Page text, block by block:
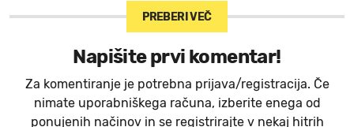
PREBERI VEČ
Napišite prvi komentar!
Za komentiranje je potrebna prijava/registracija. Če
nimate uporabniškega računa, izberite enega od
ponujenih načinov in se registrirajte v nekaj hitrih